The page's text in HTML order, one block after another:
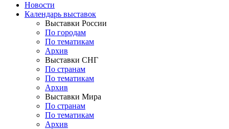
Новости
Календарь выставок
Выставки России
По городам
По тематикам
Архив
Выставки СНГ
По странам
По тематикам
Архив
Выставки Мира
По странам
По тематикам
Архив